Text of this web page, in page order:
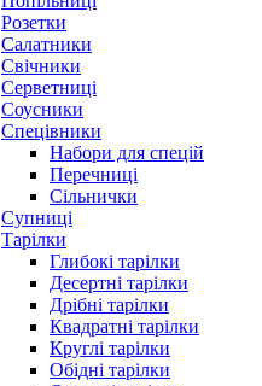
Розетки
Салатники
Свічники
Серветниці
Соусники
Спецівники
Набори для спецій
Перечниці
Сільнички
Супниці
Тарілки
Глибокі тарілки
Десертні тарілки
Дрібні тарілки
Квадратні тарілки
Круглі тарілки
Обідні тарілки